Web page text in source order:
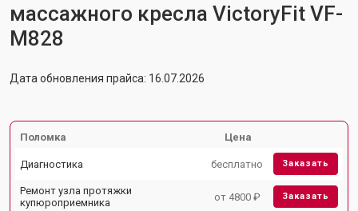
массажного кресла VictoryFit VF-
M828
Дата обновления прайса: 16.07.2026
Поломка Цена
Диагностика бесплатно Заказать
Ремонт узла протяжки
купюроприемника
от 4800 ₽ Заказать